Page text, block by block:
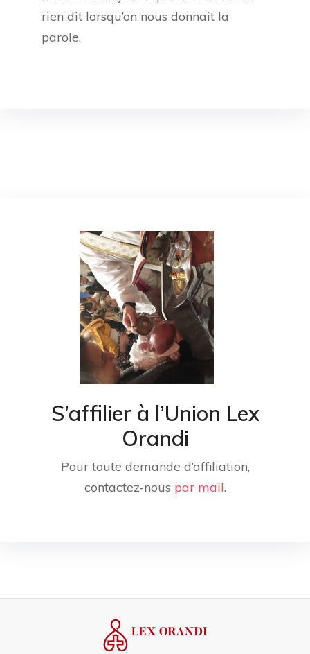
rien dit lorsqu’on nous donnait la
parole.
S’affilier à l’Union Lex
Orandi
Pour toute demande d’affiliation,
contactez-nous par mail.